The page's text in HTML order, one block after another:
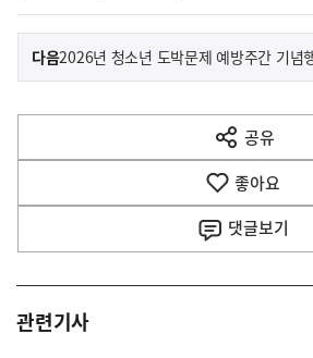
이
전
다
음
다음기
사
2026년 청소년 도박문제 예방주간 기념
공유
열
기
좋아요
댓글보기
관련기사